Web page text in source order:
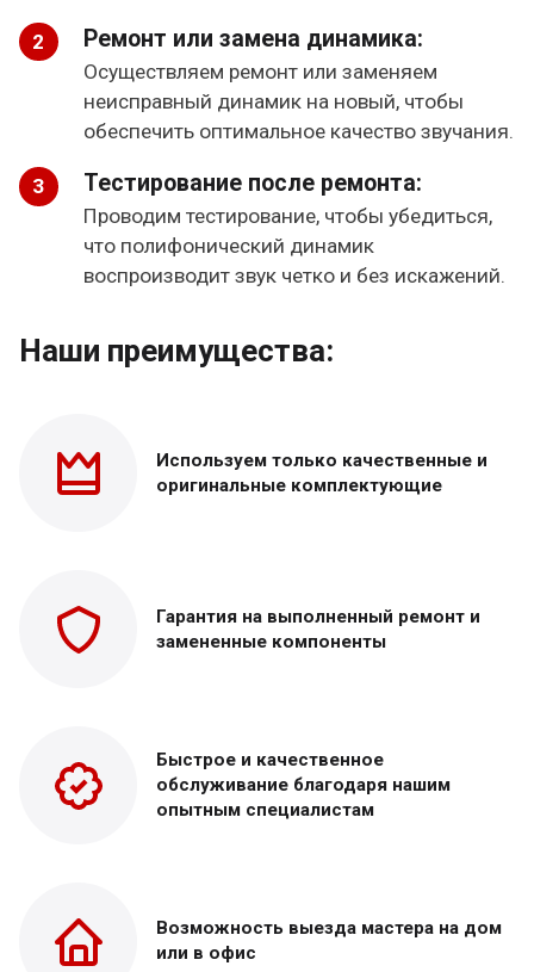
Ремонт или замена динамика:
Осуществляем ремонт или заменяем
неисправный динамик на новый, чтобы
обеспечить оптимальное качество звучания.
Тестирование после ремонта:
Проводим тестирование, чтобы убедиться,
что полифонический динамик
воспроизводит звук четко и без искажений.
Наши преимущества:
Используем только качественные и
оригинальные комплектующие
Гарантия на выполненный ремонт и
замененные компоненты
Быстрое и качественное
обслуживание благодаря нашим
опытным специалистам
Возможность выезда мастера на дом
или в офис